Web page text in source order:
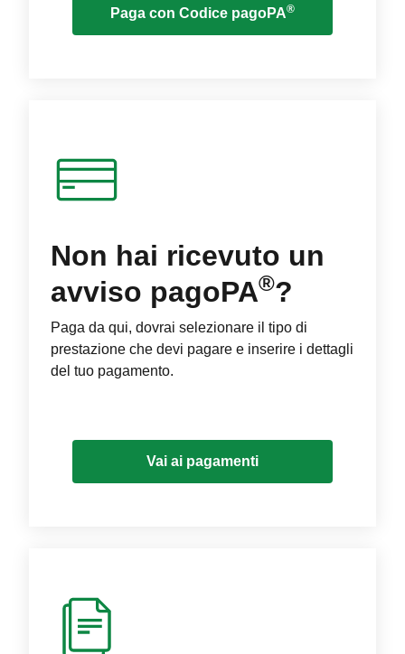
Paga con Codice pagoPA®
Non hai ricevuto un
avviso pagoPA®?
Paga da qui, dovrai selezionare il tipo di
prestazione che devi pagare e inserire i dettagli
del tuo pagamento.
Vai ai pagamenti